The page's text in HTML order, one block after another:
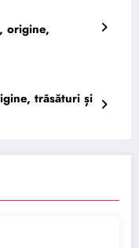
origine,
trăsături și